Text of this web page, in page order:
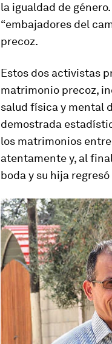
la igualdad de
“embajadores del
precoz.
Estos dos activistas
matrimonio precoz,
salud física y mental
demostrada
los matrimonios entre
atentamente y, al
boda y su hija